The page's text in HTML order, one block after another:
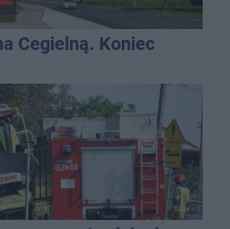
Cegielną. Koniec